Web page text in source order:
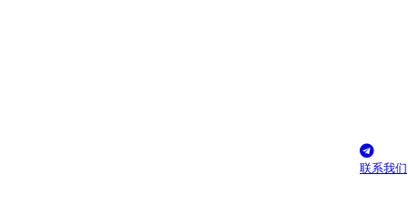
联系我们